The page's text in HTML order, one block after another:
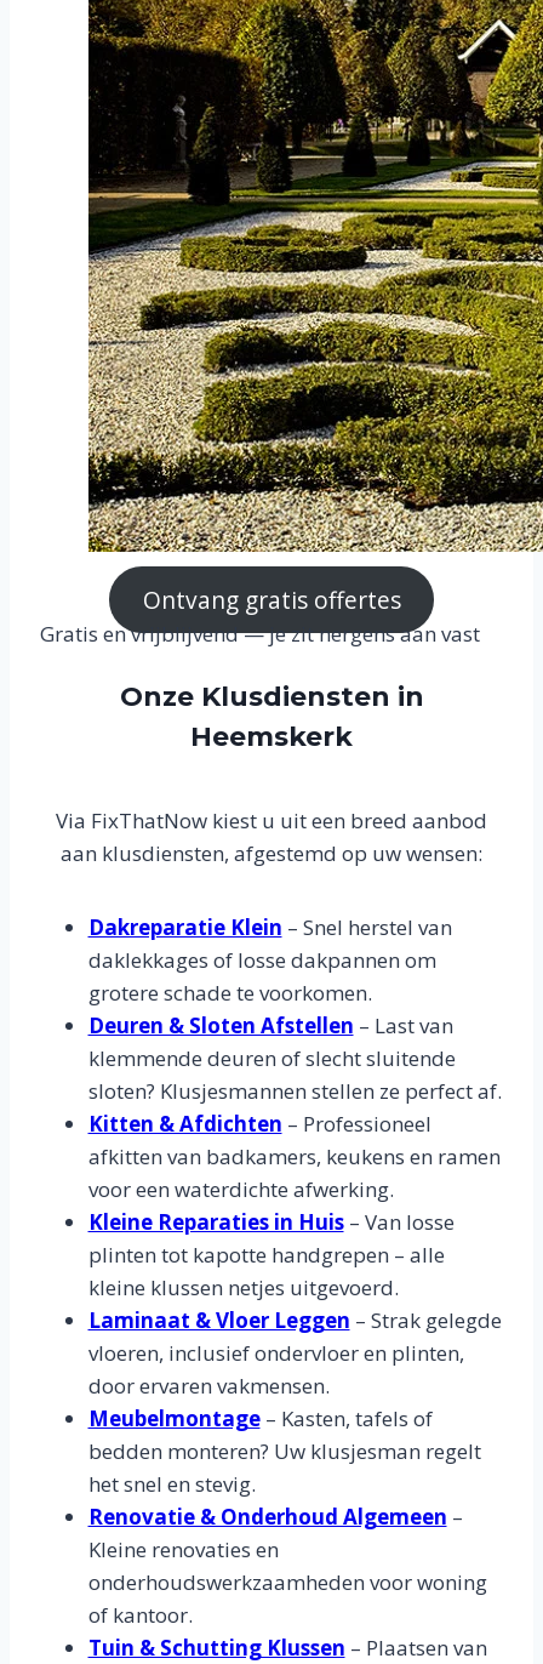
Ontvang gratis offertes
Gratis en vrijblijvend — je zit nergens aan vast
Onze Klusdiensten in
Heemskerk
Via FixThatNow kiest u uit een breed aanbod
aan klusdiensten, afgestemd op uw wensen:
Dakreparatie Klein – Snel herstel van
daklekkages of losse dakpannen om
grotere schade te voorkomen.
Deuren & Sloten Afstellen – Last van
klemmende deuren of slecht sluitende
sloten? Klusjesmannen stellen ze perfect af.
Kitten & Afdichten – Professioneel
afkitten van badkamers, keukens en ramen
voor een waterdichte afwerking.
Kleine Reparaties in Huis– Van losse
plinten tot kapotte handgrepen – alle
kleine klussen netjes uitgevoerd.
Laminaat & Vloer Leggen – Strak gelegde
vloeren, inclusief ondervloer en plinten,
door ervaren vakmensen.
Meubelmontage– Kasten, tafels of
bedden monteren? Uw klusjesman regelt
het snel en stevig.
Renovatie & Onderhoud Algemeen –
Kleine renovaties en
onderhoudswerkzaamheden voor woning
of kantoor.
Tuin & Schutting Klussen – Plaatsen van